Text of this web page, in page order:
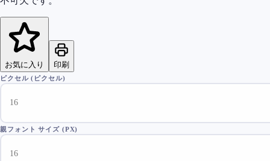
お気に入り 印刷
ピクセル (ピクセル)
親フォント サイズ (PX)